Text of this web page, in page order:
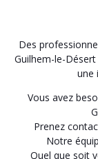
Des
Guilhem-le-
une
Vous avez
Prenez
Notre
Quel que soit